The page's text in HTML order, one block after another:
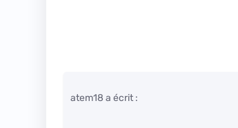
atem18 a écrit :